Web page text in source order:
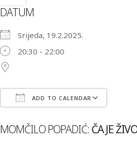
DATUM
Srijeda, 19.2.2025.
20:30 - 22:00
ADD TO CALENDAR
MOMČILO POPADIĆ: ČA JE